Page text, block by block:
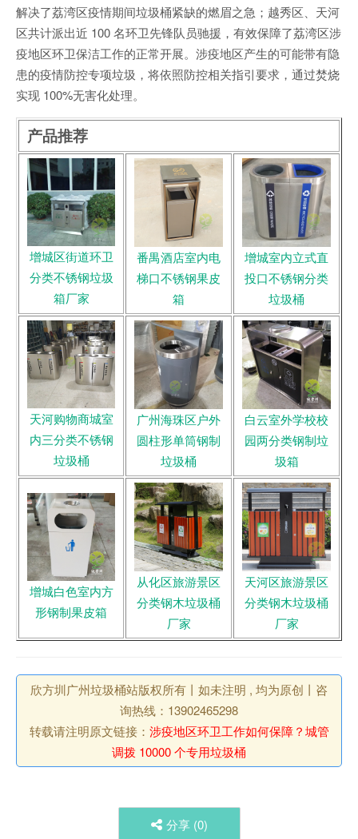
解决了荔湾区疫情期间垃圾桶紧缺的燃眉之急；越秀区、天河
区共计派出近 100 名环卫先锋队员驰援，有效保障了荔湾区涉
疫地区环卫保洁工作的正常开展。涉疫地区产生的可能带有隐
患的疫情防控专项垃圾，将依照防控相关指引要求，通过焚烧
实现 100%无害化处理。
产品推荐
增城区街道环卫
分类不锈钢垃圾
箱厂家
番禺酒店室内电
梯口不锈钢果皮
箱
增城室内立式直
投口不锈钢分类
垃圾桶
天河购物商城室
内三分类不锈钢
垃圾桶
广州海珠区户外
圆柱形单筒钢制
垃圾桶
白云室外学校校
园两分类钢制垃
圾箱
增城白色室内方
形钢制果皮箱
从化区旅游景区
分类钢木垃圾桶
厂家
天河区旅游景区
分类钢木垃圾桶
厂家
欣方圳广州垃圾桶站版权所有丨如未注明 , 均为原创丨咨
询热线：13902465298
转载请注明原文链接： 涉疫地区环卫工作如何保障？城管
调拨 10000 个专用垃圾桶
分享 (0)